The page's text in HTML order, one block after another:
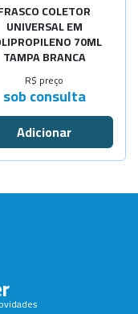
COLETOR
UNIVERSAL EM
70ML
TAMPA BRANCA
R$ preço
sob consulta